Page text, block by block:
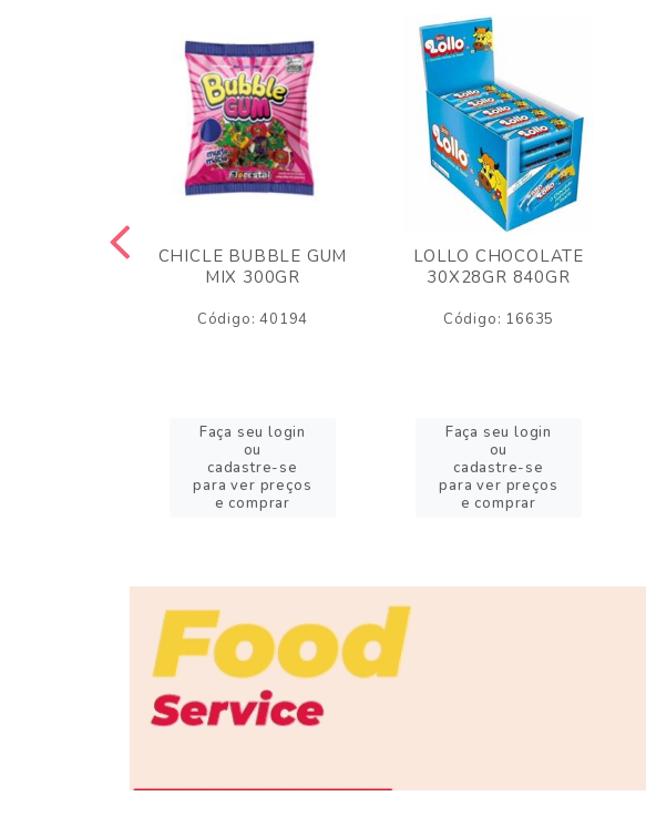
CHICLE BUBBLE GUM
MIX 300GR
Código: 40194
Faça seu login
ou
cadastre-se
para ver preços
e comprar
LOLLO CHOCOLATE
30X28GR 840GR
Código: 16635
Faça seu login
ou
cadastre-se
para ver preços
e comprar